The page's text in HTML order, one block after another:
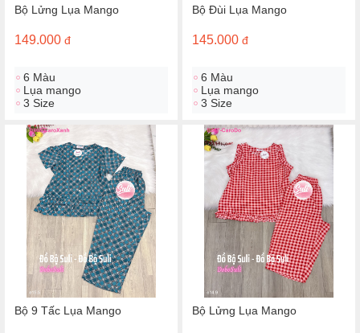
Bộ Lửng Lụa Mango
149.000 đ
6 Màu
Lụa mango
3 Size
Bộ Đùi Lụa Mango
145.000 đ
6 Màu
Lụa mango
3 Size
Bộ 9 Tấc Lụa Mango Bộ Lửng Lụa Mango